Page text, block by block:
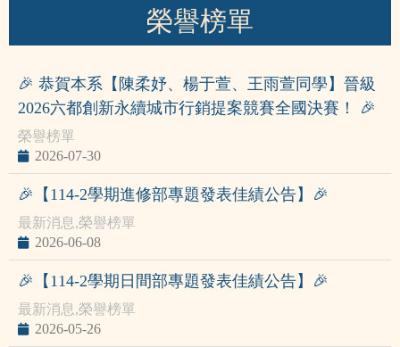
榮譽榜單
🎉 恭賀本系【陳柔妤、楊于萱、王雨萱同學】晉級
2026六都創新永續城市行銷提案競賽全國決賽！ 🎉
榮譽榜單
2026-07-30
🎉【114-2學期進修部專題發表佳績公告】🎉
最新消息,榮譽榜單
2026-06-08
🎉【114-2學期日間部專題發表佳績公告】🎉
最新消息,榮譽榜單
2026-05-26